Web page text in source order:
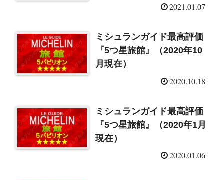
2021.01.07
ミシュランガイド最高評価
『5つ星旅館』（2020年10
月現在）
2020.10.18
ミシュランガイド最高評価
『5つ星旅館』（2020年1月
現在）
2020.01.06